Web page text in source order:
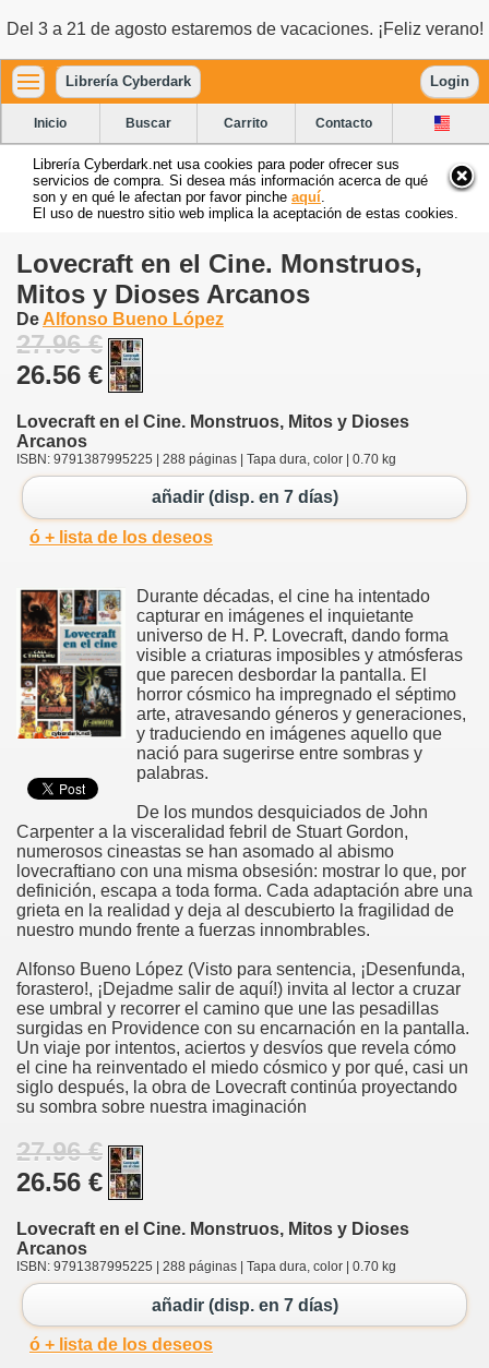
Del 3 a 21 de agosto estaremos de vacaciones. ¡Feliz verano!
Librería Cyberdark Login
Inicio Buscar Carrito Contacto
Librería Cyberdark.net usa cookies para poder ofrecer sus
servicios de compra. Si desea más información acerca de qué
son y en qué le afectan por favor pinche aquí
El uso de nuestro sitio web implica la aceptación de estas cookies.
Lovecraft en el Cine. Monstruos,
Mitos y Dioses Arcanos
De Alfonso Bueno López
27.96 €
26.56 €
Lovecraft en el Cine. Monstruos, Mitos y Dioses
Arcanos
ISBN: 9791387995225 | 288 páginas | Tapa dura, color | 0.70 kg
añadir (disp. en 7 días)
ó + lista de los deseos
Durante décadas, el cine ha intentado
capturar en imágenes el inquietante
universo de H. P. Lovecraft, dando forma
visible a criaturas imposibles y atmósferas
que parecen desbordar la pantalla. El
horror cósmico ha impregnado el séptimo
arte, atravesando géneros y generaciones,
y traduciendo en imágenes aquello que
nació para sugerirse entre sombras y
palabras.
De los mundos desquiciados de John
Carpenter a la visceralidad febril de Stuart Gordon,
numerosos cineastas se han asomado al abismo
lovecraftiano con una misma obsesión: mostrar lo que, por
definición, escapa a toda forma. Cada adaptación abre una
grieta en la realidad y deja al descubierto la fragilidad de
nuestro mundo frente a fuerzas innombrables.
Alfonso Bueno López (Visto para sentencia, ¡Desenfunda,
forastero!, ¡Dejadme salir de aquí!) invita al lector a cruzar
ese umbral y recorrer el camino que une las pesadillas
surgidas en Providence con su encarnación en la pantalla.
Un viaje por intentos, aciertos y desvíos que revela cómo
el cine ha reinventado el miedo cósmico y por qué, casi un
siglo después, la obra de Lovecraft continúa proyectando
su sombra sobre nuestra imaginación
27.96 €
26.56 €
Lovecraft en el Cine. Monstruos, Mitos y Dioses
Arcanos
ISBN: 9791387995225 | 288 páginas | Tapa dura, color | 0.70 kg
añadir (disp. en 7 días)
ó + lista de los deseos